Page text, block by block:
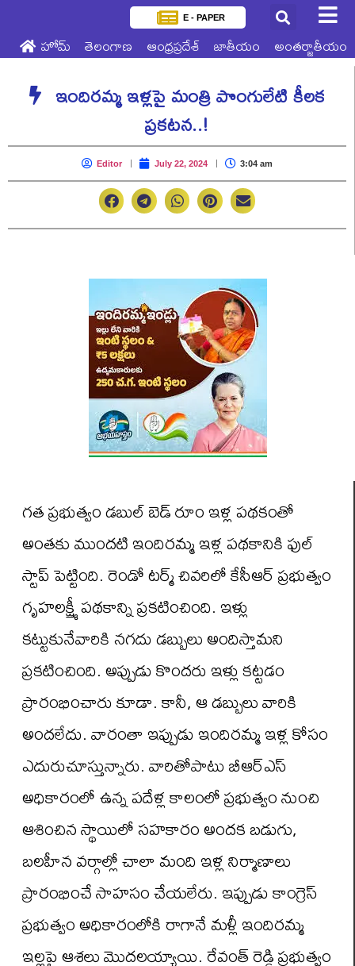
E - PAPER
హోమ్ తెలంగాణ ఆంధ్రప్రదేశ్ జాతీయం అంతర్జాతీయం
ఇందిరమ్మ ఇళ్లపై మంత్రి పొంగులేటి కీలక
ప్రకటన..!
Editor July 22, 2024 3:04 am
గత ప్రభుత్వం డబుల్ బెడ్ రూం ఇళ్ల పథకంతో
అంతకు ముందటి ఇందిరమ్మ ఇళ్ల పథకానికి ఫుల్
స్టాప్ పెట్టింది. రెండో టర్మ్‌ చివరిలో కేసీఆర్ ప్రభుత్వం
గృహలక్ష్మీ పథకాన్ని ప్రకటించింది. ఇళ్లు
కట్టుకునేవారికి నగదు డబ్బులు అందిస్తామని
ప్రకటించింది. అప్పుడు కొందరు ఇళ్లు కట్టడం
ప్రారంభించారు కూడా. కానీ, ఆ డబ్బులు వారికి
అందలేదు. వారంతా ఇప్పుడు ఇందిరమ్మ ఇళ్ల కోసం
ఎదురుచూస్తున్నారు. వారితోపాటు బీఆర్ఎస్
అధికారంలో ఉన్న పదేళ్ల కాలంలో ప్రభుత్వం నుంచి
ఆశించిన స్థాయిలో సహకారం అందక బడుగు,
బలహీన వర్గాల్లో చాలా మంది ఇళ్ల నిర్మాణాలు
ప్రారంభించే సాహసం చేయలేరు. ఇప్పుడు కాంగ్రెస్
ప్రభుత్వం అధికారంలోకి రాగానే మళ్లీ ఇందిరమ్మ
ఇల్లపై ఆశలు మొదలయ్యాయి. రేవంత్ రెడ్డి ప్రభుత్వం